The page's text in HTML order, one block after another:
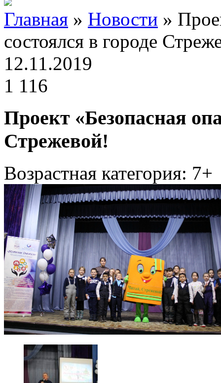
Главная » Новости »
состоялся в городе
12.11.2019
1 116
Проект «Безопасная
Стрежевой!
Возрастная категория: 7+